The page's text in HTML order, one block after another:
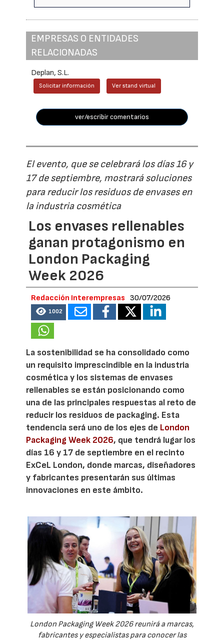
EMPRESAS O ENTIDADES
RELACIONADAS
Deplan, S.L.
Solicitar información Ver stand virtual
ver/escribir comentarios
El evento, que se celebrará los días 16 y
17 de septiembre, mostrará soluciones
para reducir los residuos de envases en
la industria cosmética
Los envases rellenables
ganan protagonismo en
London Packaging
Week 2026
Redacción Interempresas 30/07/2026
1002
La sostenibilidad se ha consolidado como
un requisito imprescindible en la industria
cosmética y los sistemas de envases
rellenables se están posicionando como
una de las principales respuestas al reto de
reducir los residuos de packaging. Esta
tendencia será uno de los ejes de London
Packaging Week 2026, que tendrá lugar los
días 16 y 17 de septiembre en el recinto
ExCeL London, donde marcas, diseñadores
y fabricantes presentarán sus últimas
innovaciones en este ámbito.
London Packaging Week 2026 reunirá a marcas,
fabricantes y especialistas para conocer las